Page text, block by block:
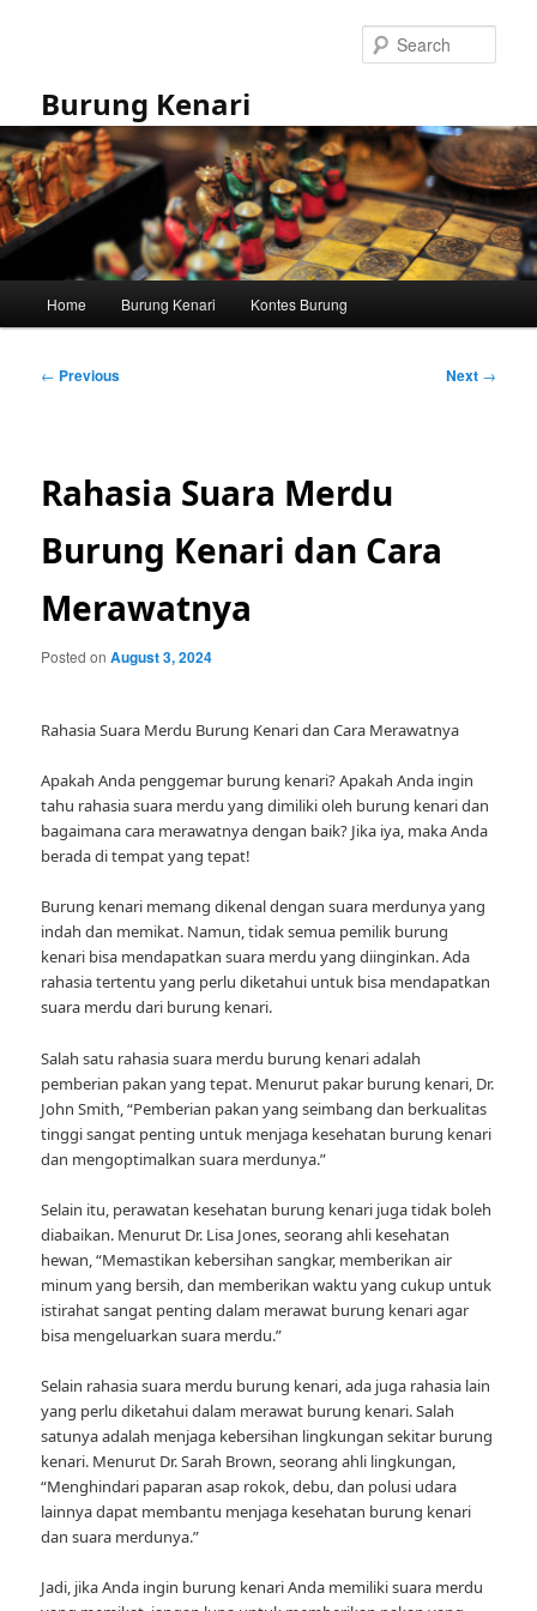
Burung Kenari
Home Burung Kenari Kontes Burung
Post
← Previous Next →
Rahasia Suara Merdu
Burung Kenari dan Cara
Merawatnya
Posted onAugust 3, 2024
Rahasia Suara Merdu Burung Kenari dan Cara Merawatnya
Apakah Anda penggemar burung kenari? Apakah Anda ingin
tahu rahasia suara merdu yang dimiliki oleh burung kenari dan
bagaimana cara merawatnya dengan baik? Jika iya, maka Anda
berada di tempat yang tepat!
Burung kenari memang dikenal dengan suara merdunya yang
indah dan memikat. Namun, tidak semua pemilik burung
kenari bisa mendapatkan suara merdu yang diinginkan. Ada
rahasia tertentu yang perlu diketahui untuk bisa mendapatkan
suara merdu dari burung kenari.
Salah satu rahasia suara merdu burung kenari adalah
pemberian pakan yang tepat. Menurut pakar burung kenari, Dr.
John Smith, “Pemberian pakan yang seimbang dan berkualitas
tinggi sangat penting untuk menjaga kesehatan burung kenari
dan mengoptimalkan suara merdunya.”
Selain itu, perawatan kesehatan burung kenari juga tidak boleh
diabaikan. Menurut Dr. Lisa Jones, seorang ahli kesehatan
hewan, “Memastikan kebersihan sangkar, memberikan air
minum yang bersih, dan memberikan waktu yang cukup untuk
istirahat sangat penting dalam merawat burung kenari agar
bisa mengeluarkan suara merdu.”
Selain rahasia suara merdu burung kenari, ada juga rahasia lain
yang perlu diketahui dalam merawat burung kenari. Salah
satunya adalah menjaga kebersihan lingkungan sekitar burung
kenari. Menurut Dr. Sarah Brown, seorang ahli lingkungan,
“Menghindari paparan asap rokok, debu, dan polusi udara
lainnya dapat membantu menjaga kesehatan burung kenari
dan suara merdunya.”
Jadi, jika Anda ingin burung kenari Anda memiliki suara merdu